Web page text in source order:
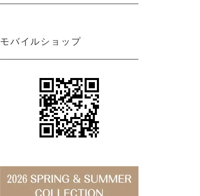
モバイルショップ